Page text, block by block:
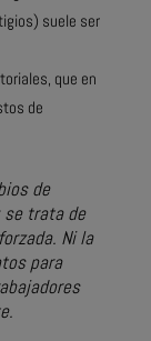
suele ser
que en
de
de
se trata de
Ni la
para